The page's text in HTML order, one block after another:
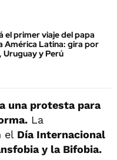
el primer viaje del papa
América Latina: gira por
Uruguay y Perú
una protesta para
La
el Día Internacional
y la Bifobia.